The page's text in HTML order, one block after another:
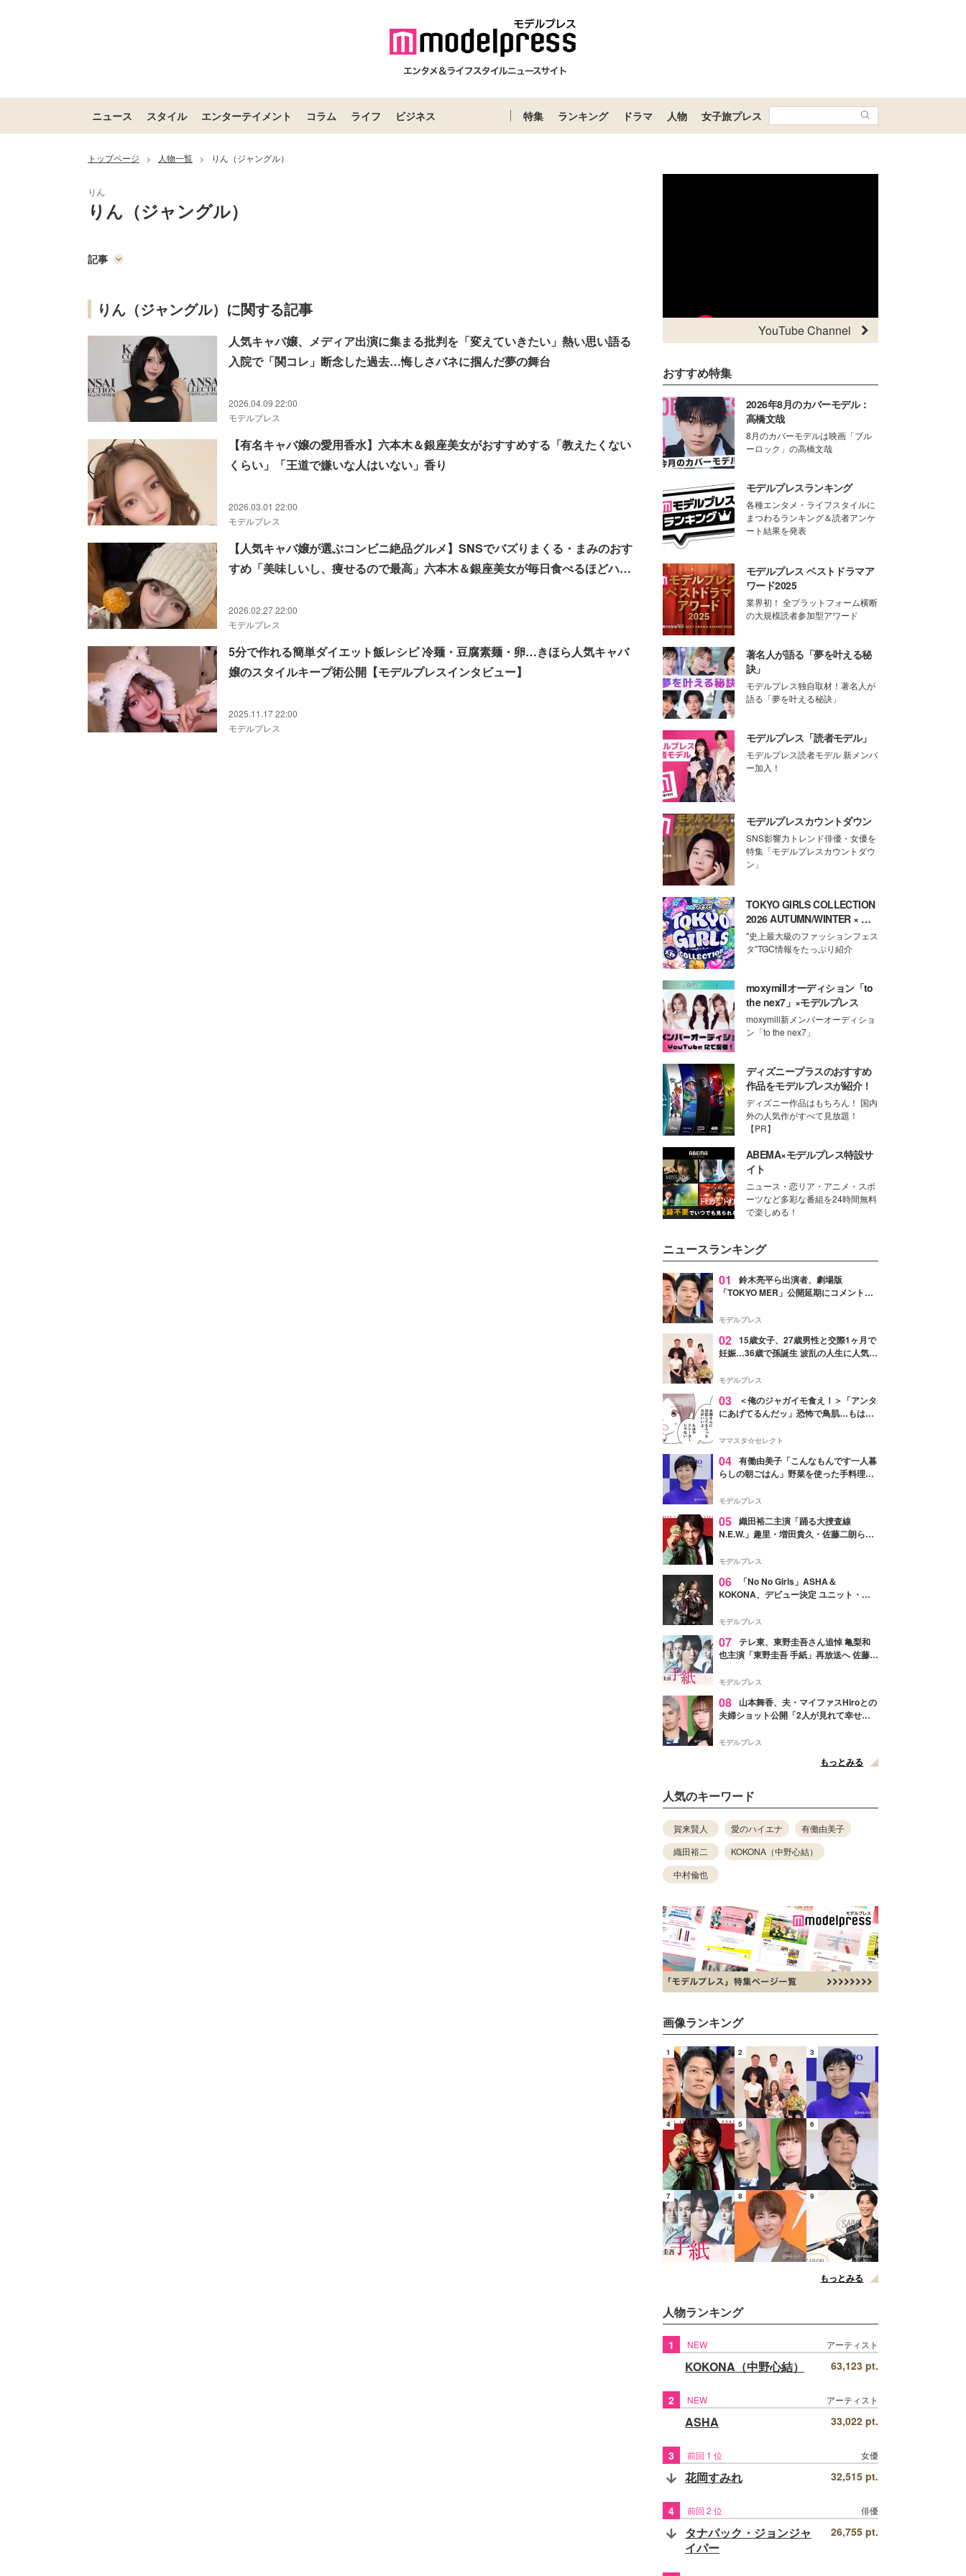
ニュース スタイル エンターテイメント コラム ライフ ビジネス 特集 ランキング ドラマ 人物 女子旅プレス
トップページ > 人物一覧 > りん（ジャングル）
りん（ジャングル）
記事
りん（ジャングル）に関する記事
人気キャバ嬢、メディア出演に集まる批判を「変えていきたい」熱い思い語る
入院で「関コレ」断念した過去…悔しさバネに掴んだ夢の舞台
2026.04.09 22:00
モデルプレス
【有名キャバ嬢の愛用香水】六本木＆銀座美女がおすすめする「教えたくない
くらい」「王道で嫌いな人はいない」香り
2026.03.01 22:00
モデルプレス
【人気キャバ嬢が選ぶコンビニ絶品グルメ】SNSでバズりまくる・まみのおす
すめ「美味しいし、痩せるので最高」六本木＆銀座美女が毎日食べるほどハマ
2026.02.27 22:00
モデルプレス
5分で作れる簡単ダイエット飯レシピ 冷麺・豆腐素麺・卵…きほら人気キャバ
嬢のスタイルキープ術公開【モデルプレスインタビュー】
2025.11.17 22:00
モデルプレス
YouTube Channel
おすすめ特集
2026年8月のカバーモデル：
高橋文哉
8月のカバーモデルは映画「ブル
ーロック」の高橋文哉
モデルプレスランキング
各種エンタメ・ライフスタイルに
まつわるランキング＆読者アンケ
ート結果を発表
モデルプレス ベストドラマア
ワード2025
業界初！ 全プラットフォーム横断
の大規模読者参加型アワード
著名人が語る「夢を叶える秘
訣」
モデルプレス独自取材！著名人が
語る「夢を叶える秘訣」
モデルプレス「読者モデル」
モデルプレス読者モデル 新メンバ
ー加入！
モデルプレスカウントダウン
SNS影響力トレンド俳優・女優を
特集「モデルプレスカウントダウ
ン」
TOKYO GIRLS COLLECTION
2026 AUTUMN/WINTER × モ
デルプレス
"史上最大級のファッションフェス
タ"TGC情報をたっぷり紹介
moxymillオーディション「to
the nex7」×モデルプレス
moxymill新メンバーオーディショ
ン「to the nex7」
ディズニープラスのおすすめ
作品をモデルプレスが紹介！
ディズニー作品はもちろん！ 国内
外の人気作がすべて見放題！
【PR】
ABEMA×モデルプレス特設サ
イト
ニュース・恋リア・アニメ・スポ
ーツなど多彩な番組を24時間無料
で楽しめる！
ニュースランキング
01
鈴木亮平ら出演者、劇場版
「TOKYO MER」公開延期にコメント
最大の敬意とエールを」
モデルプレス
02 15歳女子、27歳男性と交際1ヶ月で
妊娠…36歳で孫誕生 波乱の人生に人気タ
よ！」
モデルプレス
03
＜俺のジャガイモ食え！＞「アンタ
にあげてるんだッ」恐怖で鳥肌…もはや
ママスタ☆セレクト
04 有働由美子「こんなもんです一人暮
らしの朝ごはん」野菜を使った手料理公
そう」と反響
モデルプレス
05 織田裕二主演「踊る大捜査線
N.E.W.」趣里・増田貴久・佐藤二朗ら新
徴する“謎のキーワード”も
モデルプレス
06
「No No Girls」ASHA＆
KOKONA、デビュー決定 ユニット・
リリースへ
モデルプレス
07 テレ東、東野圭吾さん追悼 亀梨和
也主演「東野圭吾 手紙」再放送へ 佐藤隆
モデルプレス
08
山本舞香、夫・マイファスHiroとの
夫婦ショット公開「2人が見れて幸せ」
モデルプレス
もっとみる
人気のキーワード
賀来賢人 愛のハイエナ
有働由美子
織田裕二
KOKONA（中野心結）
中村倫也
画像ランキング
1 2 3
4 5 6
7 8 9
もっとみる
人物ランキング
1 NEW アーティスト
KOKONA（中野心結） 63,123 pt.
2 NEW アーティスト
ASHA 33,022 pt.
3 前回 1 位 女優
花岡すみれ 32,515 pt.
4 前回 2 位 俳優
タナパック・ジョンジャ
イパー
26,755 pt.